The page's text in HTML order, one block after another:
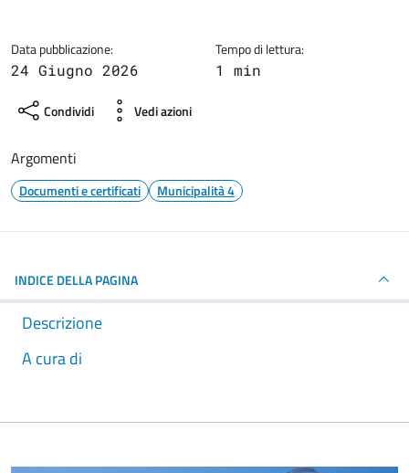
Data pubblicazione:
24 Giugno 2026
Tempo di lettura:
1 min
Condividi Vedi azioni
Argomenti
Documenti e certificati Municipalità 4
INDICE DELLA PAGINA
Descrizione
A cura di